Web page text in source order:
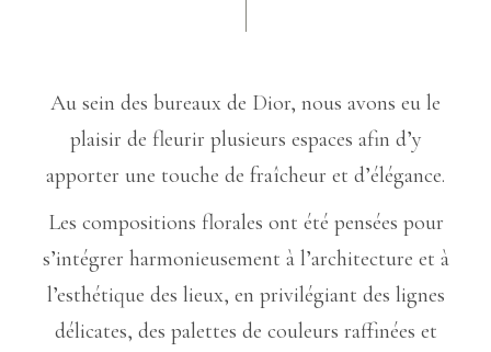
Au sein des bureaux de Dior, nous avons eu le
plaisir de fleurir plusieurs espaces afin d’y
apporter une touche de fraîcheur et d’élégance.
Les compositions florales ont été pensées pour
s’intégrer harmonieusement à l’architecture et à
l’esthétique des lieux, en privilégiant des lignes
délicates, des palettes de couleurs raffinées et